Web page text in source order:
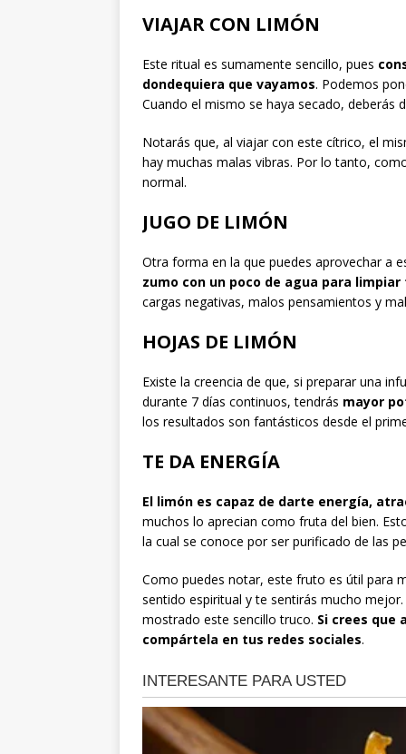
VIAJAR CON LIMÓN
Este ritual es sumamente sencillo, pues
dondequiera que vayamos. Podemos
Cuando el mismo se haya secado, deberás
Notarás que, al viajar con este cítrico, el
hay muchas malas vibras. Por lo tanto,
normal.
JUGO DE LIMÓN
Otra forma en la que puedes aprovechar a
zumo con un poco de agua para
cargas negativas, malos pensamientos y
HOJAS DE LIMÓN
Existe la creencia de que, si preparar una
durante 7 días continuos, tendrás mayor
los resultados son fantásticos desde el
TE DA ENERGÍA
El limón es capaz de darte energía,
muchos lo aprecian como fruta del bien.
la cual se conoce por ser purificado de las
Como puedes notar, este fruto es útil para
sentido espiritual y te sentirás mucho
mostrado este sencillo truco. Si crees que
compártela en tus redes sociales.